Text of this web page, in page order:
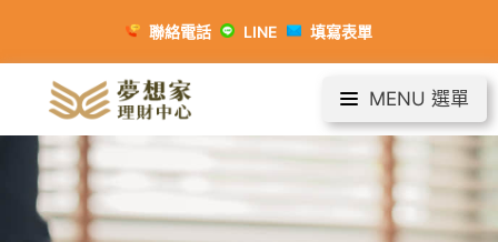
聯絡電話 LINE 填寫表單
MENU 選單